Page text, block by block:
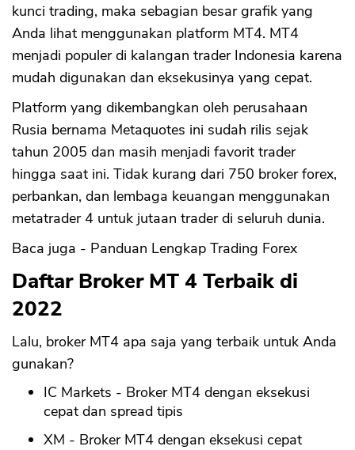
kunci trading, maka sebagian besar grafik yang
Anda lihat menggunakan platform MT4. MT4
menjadi populer di kalangan trader Indonesia karena
mudah digunakan dan eksekusinya yang cepat.
Platform yang dikembangkan oleh perusahaan
Rusia bernama Metaquotes ini sudah rilis sejak
tahun 2005 dan masih menjadi favorit trader
hingga saat ini. Tidak kurang dari 750 broker forex,
perbankan, dan lembaga keuangan menggunakan
metatrader 4 untuk jutaan trader di seluruh dunia.
Baca juga - Panduan Lengkap Trading Forex
Daftar Broker MT 4 Terbaik di
2022
Lalu, broker MT4 apa saja yang terbaik untuk Anda
gunakan?
IC Markets - Broker MT4 dengan eksekusi
cepat dan spread tipis
XM - Broker MT4 dengan eksekusi cepat